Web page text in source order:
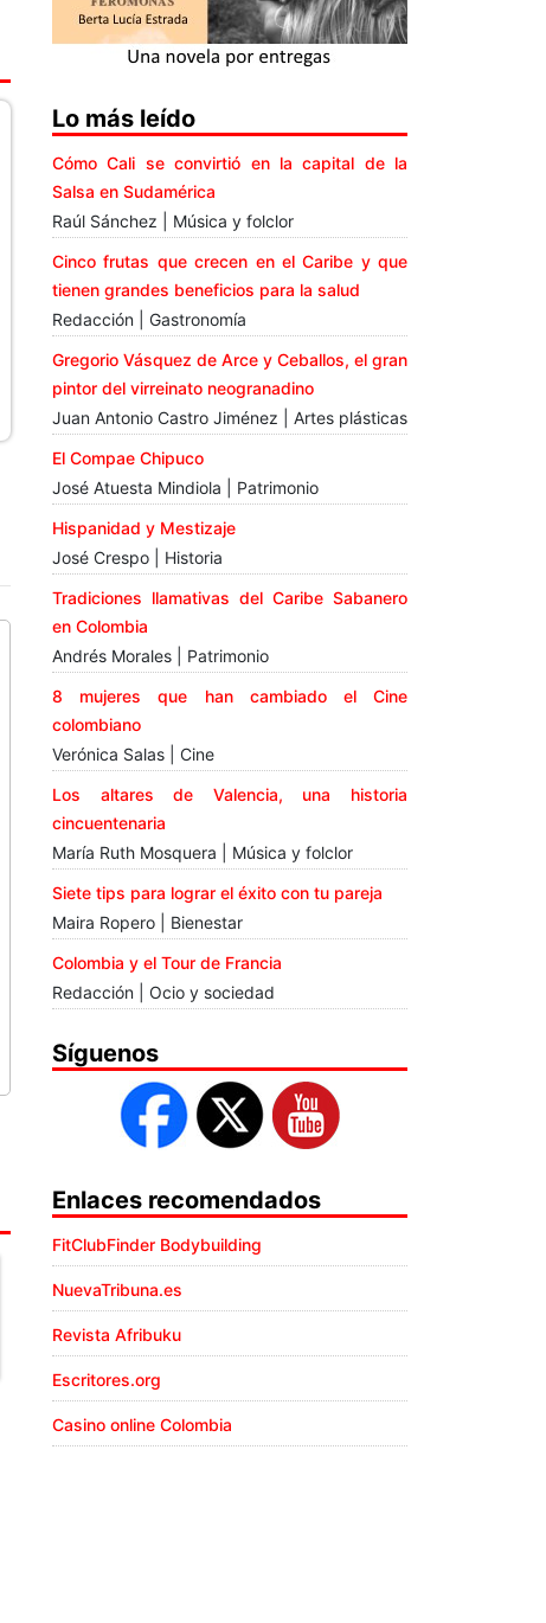
Lo más leído
Cómo Cali se convirtió en la capital de la
Salsa en Sudamérica
Raúl Sánchez | Música y folclor
Cinco frutas que crecen en el Caribe y que
tienen grandes beneficios para la salud
Redacción | Gastronomía
Gregorio Vásquez de Arce y Ceballos, el gran
pintor del virreinato neogranadino
Juan Antonio Castro Jiménez | Artes plásticas
El Compae Chipuco
José Atuesta Mindiola | Patrimonio
Hispanidad y Mestizaje
José Crespo | Historia
Tradiciones llamativas del Caribe Sabanero
en Colombia
Andrés Morales | Patrimonio
8 mujeres que han cambiado el Cine
colombiano
Verónica Salas | Cine
Los altares de Valencia, una historia
cincuentenaria
María Ruth Mosquera | Música y folclor
Siete tips para lograr el éxito con tu pareja
Maira Ropero | Bienestar
Colombia y el Tour de Francia
Redacción | Ocio y sociedad
Síguenos
Enlaces recomendados
FitClubFinder Bodybuilding
NuevaTribuna.es
Revista Afribuku
Escritores.org
Casino online Colombia